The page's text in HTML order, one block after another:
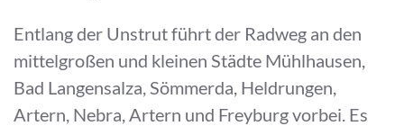
Entlang der Unstrut führt der Radweg an den
mittelgroßen und kleinen Städte Mühlhausen,
Bad Langensalza, Sömmerda, Heldrungen,
Artern, Nebra, Artern und Freyburg vorbei. Es